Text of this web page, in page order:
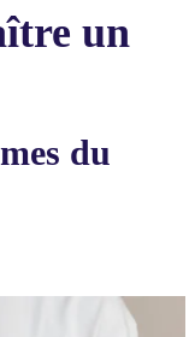
un
du